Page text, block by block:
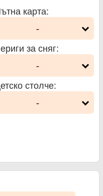
карта:
-
за сняг:
-
столче:
-